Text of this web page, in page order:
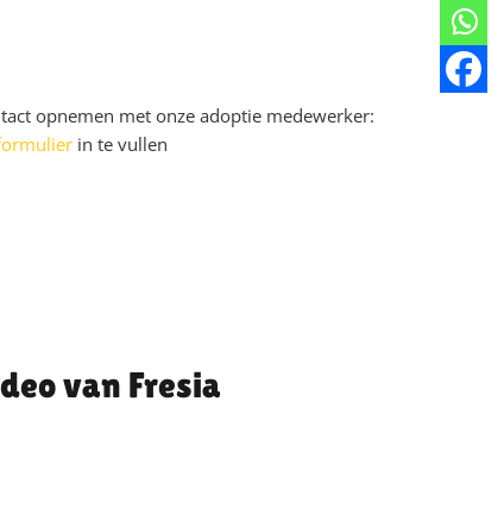
opnemen met onze adoptie medewerker:
in te vullen
Fresia